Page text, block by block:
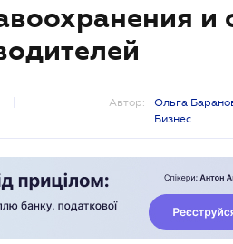
и
Автор:
Ольга
Бизнес